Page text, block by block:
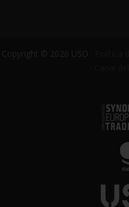
Copyright © 2026 USO ·